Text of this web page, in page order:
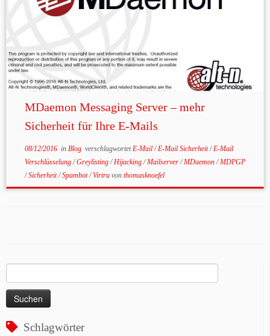
MDaemon Messaging Server – mehr
Sicherheit für Ihre E-Mails
08/12/2016in Blog verschlagwortetE-Mail/E-Mail Sicherheit/E-Mail
Verschlüsselung/Greylisting/Hijacking/Mailserver/MDaemon/MDPGP
/Sicherheit/Spambot/Virtru von thomasknoefel
nach:
Schlagwörter